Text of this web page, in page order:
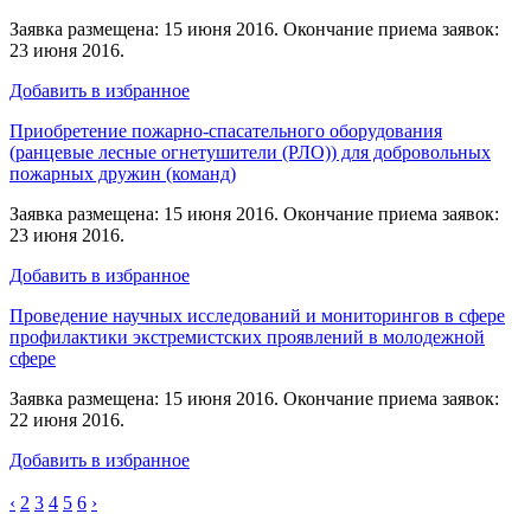
Заявка размещена: 15 июня 2016. Окончание приема заявок:
23 июня 2016.
Добавить в избранное
Приобретение пожарно-спасательного оборудования
(ранцевые лесные огнетушители (РЛО)) для добровольных
пожарных дружин (команд)
Заявка размещена: 15 июня 2016. Окончание приема заявок:
23 июня 2016.
Добавить в избранное
Проведение научных исследований и мониторингов в сфере
профилактики экстремистских проявлений в молодежной
сфере
Заявка размещена: 15 июня 2016. Окончание приема заявок:
22 июня 2016.
Добавить в избранное
‹ 2 3 4 5 6 ›